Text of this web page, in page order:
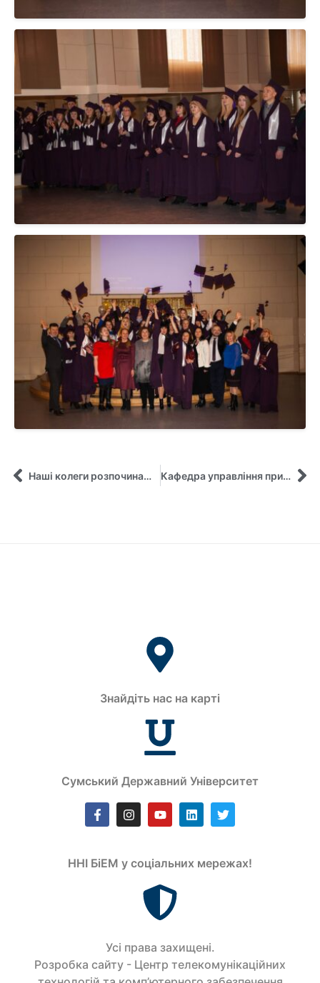
Наші колеги розпочинають проєкти із брифінгу! Кафедра управління приймає участь у «Спартакіаді Здоров’я» СумДУ
Знайдіть нас на карті
Сумський Державний Університет
ННІ БіЕМ у соціальних мережах!
Усi права захищенi.
Розробка сайту - Центр телекомунікаційних